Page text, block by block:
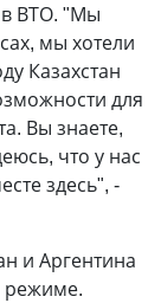
в ВТО. "Мы
мы хотели
Казахстан
для
Вы знаете,
что у нас
здесь", -
и Аргентина
режиме.